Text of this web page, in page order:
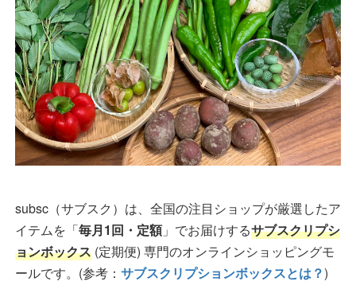
subsc（サブスク）は、全国の注目ショップが厳選したア
イテムを「毎月1回・定額」でお届けするサブスクリプシ
ョンボックス (定期便) 専門のオンラインショッピングモ
ールです。(参考： サブスクリプションボックスとは？)